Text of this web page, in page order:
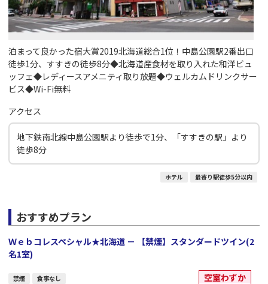
泊まって良かった宿大賞2019北海道総合1位！中島公園駅2番出口
徒歩1分、すすきの徒歩8分◆北海道産食材を取り入れた和洋ビュ
ッフェ◆レディースアメニティ取り放題◆ウェルカムドリンクサー
ビス◆Wi-Fi無料
アクセス
地下鉄南北線中島公園駅より徒歩で1分、「すすきの駅」より
徒歩8分
ホテル 最寄り駅徒歩5分以内
おすすめプラン
Ｗｅｂコレスペシャル★北海道 － 【禁煙】スタンダードツイン(2
名1室)
禁煙 食事なし 空室わずか